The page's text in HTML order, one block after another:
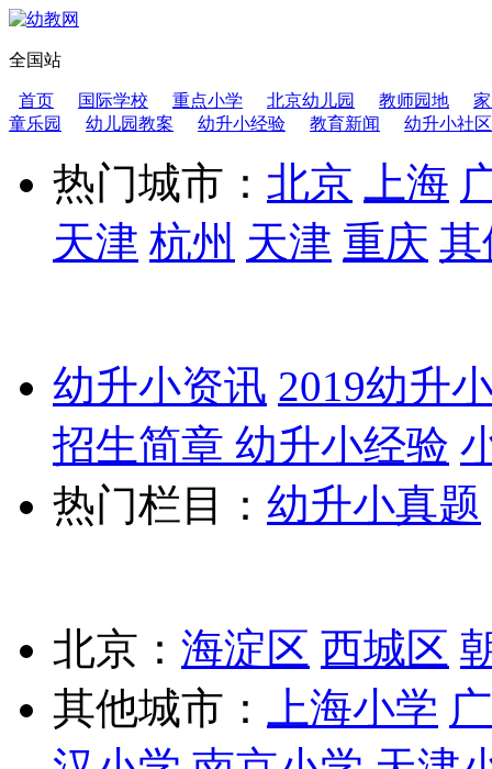
全国站
首页 国际学校 重点小学 北京幼儿园 教师园地
童乐园
幼儿园教案 幼升小经验 教育新闻 幼升小社区
热门城市： 北京 上海
天津 杭州 天津 重庆 其
幼升小资讯 2019幼升
招生简章 幼升小经验
热门栏目： 幼升小真题
北京： 海淀区 西城区
其他城市：
上海小学